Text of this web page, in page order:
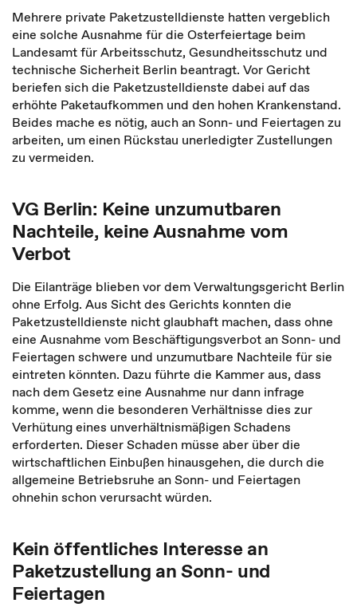
Mehrere private Paketzustelldienste hatten vergeblich
eine solche Ausnahme für die Osterfeiertage beim
Landesamt für Arbeitsschutz, Gesundheitsschutz und
technische Sicherheit Berlin beantragt. Vor Gericht
beriefen sich die Paketzustelldienste dabei auf das
erhöhte Paketaufkommen und den hohen Krankenstand.
Beides mache es nötig, auch an Sonn- und Feiertagen zu
arbeiten, um einen Rückstau unerledigter Zustellungen
zu vermeiden.
VG Berlin: Keine unzumutbaren
Nachteile, keine Ausnahme vom
Verbot
Die Eilanträge blieben vor dem Verwaltungsgericht Berlin
ohne Erfolg. Aus Sicht des Gerichts konnten die
Paketzustelldienste nicht glaubhaft machen, dass ohne
eine Ausnahme vom Beschäftigungsverbot an Sonn- und
Feiertagen schwere und unzumutbare Nachteile für sie
eintreten könnten. Dazu führte die Kammer aus, dass
nach dem Gesetz eine Ausnahme nur dann infrage
komme, wenn die besonderen Verhältnisse dies zur
Verhütung eines unverhältnismäßigen Schadens
erforderten. Dieser Schaden müsse aber über die
wirtschaftlichen Einbußen hinausgehen, die durch die
allgemeine Betriebsruhe an Sonn- und Feiertagen
ohnehin schon verursacht würden.
Kein öffentliches Interesse an
Paketzustellung an Sonn- und
Feiertagen